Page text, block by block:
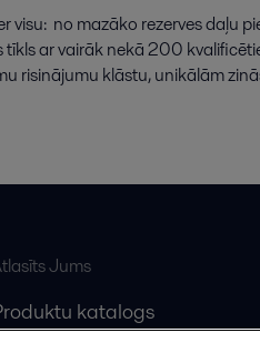
visu: no mazāko rezerves daļu
ar vairāk nekā 200
risinājumu klāstu, unikālām
Jums
katalogs